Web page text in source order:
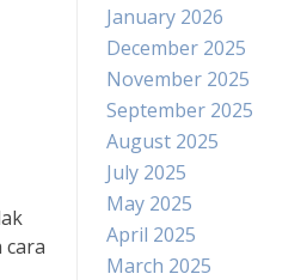
January 2026
December 2025
November 2025
September 2025
August 2025
July 2025
May 2025
April 2025
March 2025